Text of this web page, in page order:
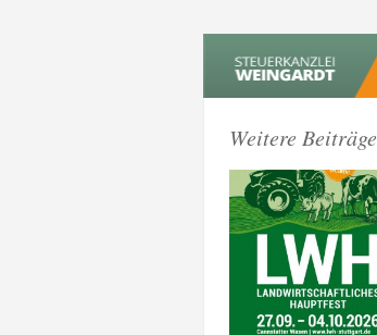
Weitere Beiträge